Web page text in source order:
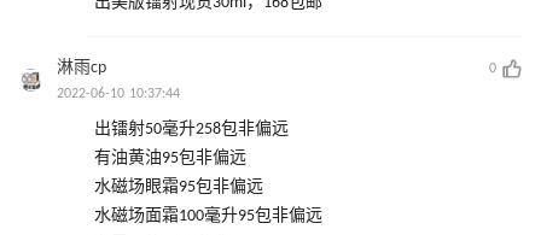
淋雨cp
0
2022-06-10 10:37:44
出镭射50毫升258包非偏远
有油黄油95包非偏远
水磁场眼霜95包非偏远
水磁场面霜100毫升95包非偏远